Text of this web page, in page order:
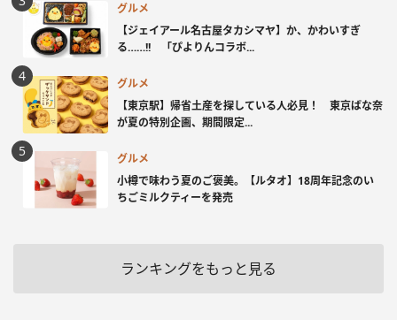
グルメ
【ジェイアール名古屋タカシマヤ】か、かわいすぎ
る……!! 「ぴよりんコラボ...
グルメ
【東京駅】帰省土産を探している人必見！ 東京ばな奈
が夏の特別企画、期間限定...
グルメ
小樽で味わう夏のご褒美。【ルタオ】18周年記念のい
ちごミルクティーを発売
ランキングをもっと見る